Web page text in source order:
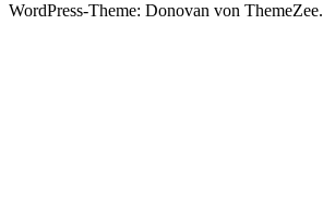
WordPress-Theme: Donovan von ThemeZee.